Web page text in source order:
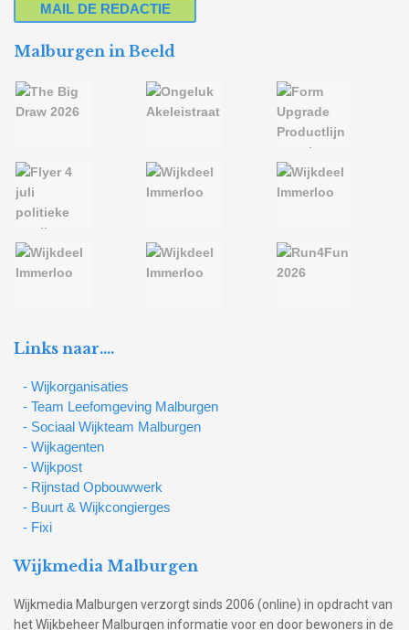
MAIL DE REDACTIE
Malburgen in Beeld
Links naar….
- Wijkorganisaties
- Team Leefomgeving Malburgen
- Sociaal Wijkteam Malburgen
- Wijkagenten
- Wijkpost
- Rijnstad Opbouwwerk
- Buurt & Wijkcongierges
- Fixi
Wijkmedia Malburgen
Wijkmedia Malburgen verzorgt sinds 2006 (online) in opdracht van
het Wijkbeheer Malburgen informatie voor en door bewoners in de